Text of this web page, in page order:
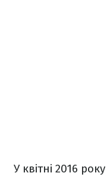
У квітні 2016